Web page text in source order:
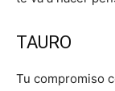
TAURO
Tu compromiso